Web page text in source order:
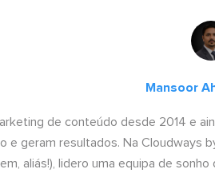
Mansoor
de conteúdo desde 2014 e
e geram resultados. Na Cloudways
aliás!), lidero uma equipa de